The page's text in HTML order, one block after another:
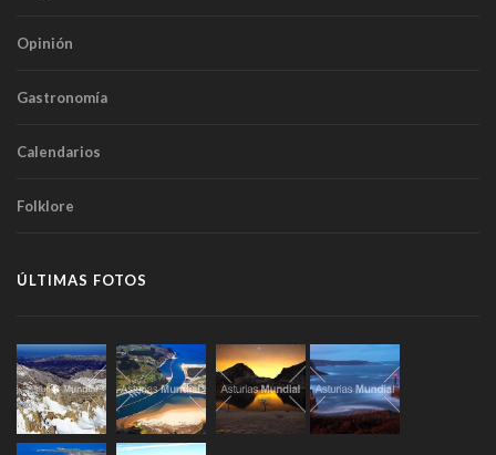
Opinión
Gastronomía
Calendarios
Folklore
ÚLTIMAS FOTOS